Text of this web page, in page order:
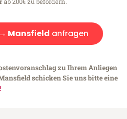
Mansfield anfragen
zu Ihrem Anliegen
schicken Sie uns bitte eine